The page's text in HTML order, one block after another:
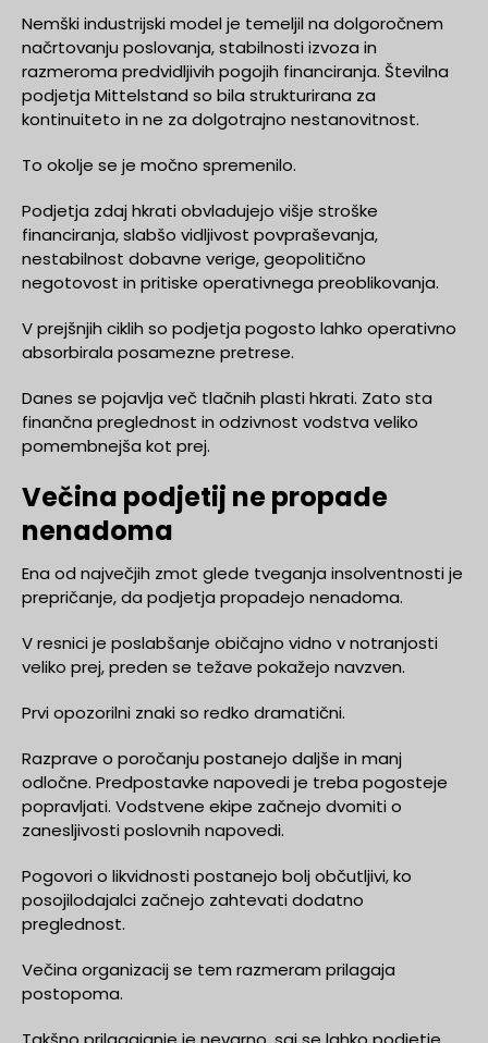
Nemški industrijski model je temeljil na dolgoročnem
načrtovanju poslovanja, stabilnosti izvoza in
razmeroma predvidljivih pogojih financiranja. Številna
podjetja Mittelstand so bila strukturirana za
kontinuiteto in ne za dolgotrajno nestanovitnost.
To okolje se je močno spremenilo.
Podjetja zdaj hkrati obvladujejo višje stroške
financiranja, slabšo vidljivost povpraševanja,
nestabilnost dobavne verige, geopolitično
negotovost in pritiske operativnega preoblikovanja.
V prejšnjih ciklih so podjetja pogosto lahko operativno
absorbirala posamezne pretrese.
Danes se pojavlja več tlačnih plasti hkrati. Zato sta
finančna preglednost in odzivnost vodstva veliko
pomembnejša kot prej.
Večina podjetij ne propade
nenadoma
Ena od največjih zmot glede tveganja insolventnosti je
prepričanje, da podjetja propadejo nenadoma.
V resnici je poslabšanje običajno vidno v notranjosti
veliko prej, preden se težave pokažejo navzven.
Prvi opozorilni znaki so redko dramatični.
Razprave o poročanju postanejo daljše in manj
odločne. Predpostavke napovedi je treba pogosteje
popravljati. Vodstvene ekipe začnejo dvomiti o
zanesljivosti poslovnih napovedi.
Pogovori o likvidnosti postanejo bolj občutljivi, ko
posojilodajalci začnejo zahtevati dodatno
preglednost.
Večina organizacij se tem razmeram prilagaja
postopoma.